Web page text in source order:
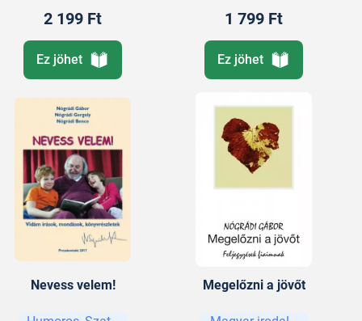
2 199 Ft
Ez jöhet
1 799 Ft
Ez jöhet
Nevess velem! Megelőzni a jövőt